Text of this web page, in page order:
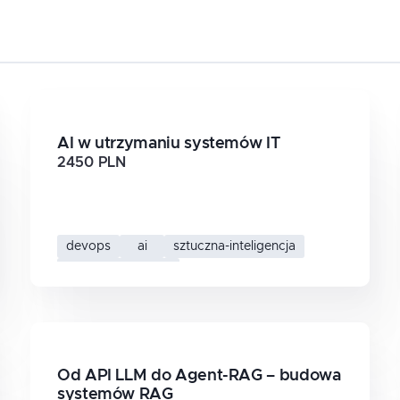
AI w utrzymaniu systemów IT
2450 PLN
devops ai
sztuczna-inteligencja
Od API LLM do Agent-RAG – budowa
systemów RAG